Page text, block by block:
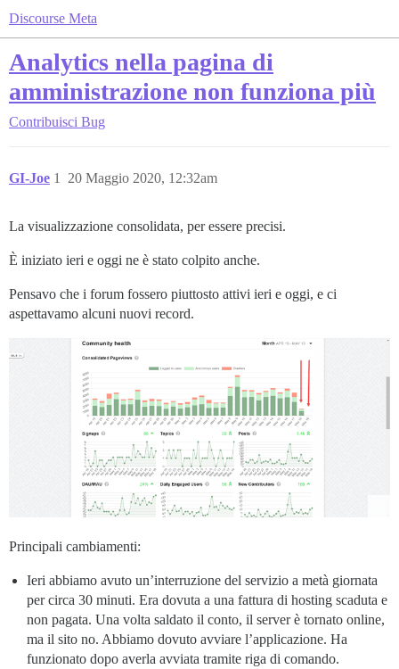
Discourse Meta
Analytics nella pagina di
amministrazione non funziona più
Contribuisci Bug
GI-Joe 20 Maggio 2020, 12:32am
1
La visualizzazione consolidata, per essere precisi.
È iniziato ieri e oggi ne è stato colpito anche.
Pensavo che i forum fossero piuttosto attivi ieri e oggi, e ci
aspettavamo alcuni nuovi record.
Principali cambiamenti:
Ieri abbiamo avuto un’interruzione del servizio a metà giornata
per circa 30 minuti. Era dovuta a una fattura di hosting scaduta e
non pagata. Una volta saldato il conto, il server è tornato online,
ma il sito no. Abbiamo dovuto avviare l’applicazione. Ha
funzionato dopo averla avviata tramite riga di comando.